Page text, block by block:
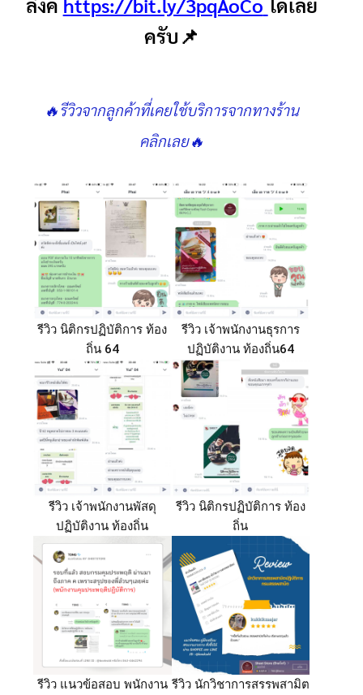
ครับ📌
🔥รีวิวจากลูกค้าที่เคยใช้บริการจากทางร้าน
คลิกเลย🔥
รีวิว นิติกรปฏิบัติการ ท้อง
ถิ่น 64
รีวิว เจ้าพนักงานธุรการ
ปฏิบัติงาน ท้องถิ่น64
รีวิว เจ้าพนักงานพัสดุ
ปฏิบัติงาน ท้องถิ่น
รีวิว นิติกรปฏิบัติการ ท้อง
ถิ่น
รีวิว แนวข้อสอบ พนักงาน รีวิว นักวิชาการสรรพสามิต